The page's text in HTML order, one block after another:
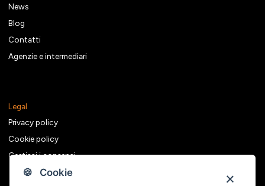
🍪 Cookie
News
Blog
Contatti
Agenzie e intermediari
Legal
Privacy policy
Cookie policy
Gestisci i consensi